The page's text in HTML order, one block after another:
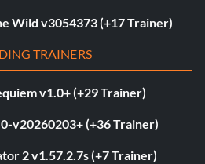
Wild v3054373 (+17 Trainer)
TRAINERS
v1.0+ (+29 Trainer)
v20260203+ (+36 Trainer)
2 v1.57.2.7s (+7 Trainer)